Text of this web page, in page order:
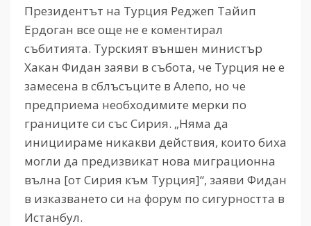
Президентът на Турция Реджеп Тайип
Ердоган все още не е коментирал
събитията. Турският външен министър
Хакан Фидан заяви в събота, че Турция не е
замесена в сблъсъците в Алепо, но че
предприема необходимите мерки по
границите си със Сирия. „Няма да
инициираме никакви действия, които биха
могли да предизвикат нова миграционна
вълна [от Сирия към Турция]“, заяви Фидан
в изказването си на форум по сигурността в
Истанбул.